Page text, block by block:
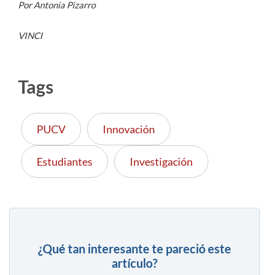
Por Antonia Pizarro
VINCI
Tags
PUCV Innovación
Estudiantes Investigación
¿Qué tan interesante te pareció este
artículo?